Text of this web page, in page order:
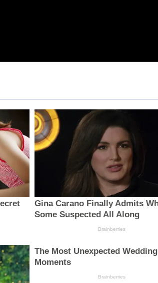
Gina Carano Finally Admits
Some Suspected All Along
Brainberries
The Most Unexpected
Moments
Brainberries